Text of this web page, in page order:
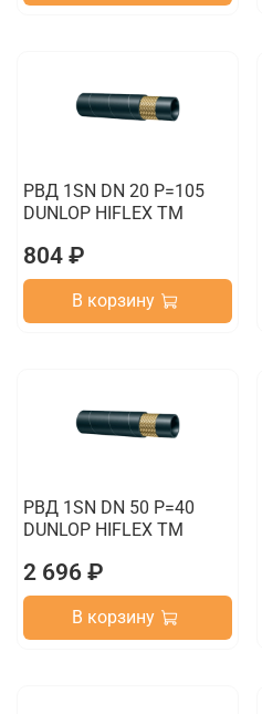
РВД 1SN DN 20 P=105
DUNLOP HIFLEX TM
804 ₽
В корзину
РВД 1SN DN 50 P=40
DUNLOP HIFLEX TM
2 696 ₽
В корзину